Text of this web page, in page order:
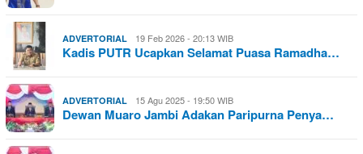
ADVERTORIAL 19 Feb 2026 - 20:13 WIB
Kadis PUTR Ucapkan Selamat Puasa Ramadha…
ADVERTORIAL 15 Agu 2025 - 19:50 WIB
Dewan Muaro Jambi Adakan Paripurna Penya…